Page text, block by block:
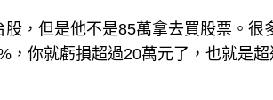
，但是他不是85萬拿去買股票。很
，你就虧損超過20萬元了，也就是超